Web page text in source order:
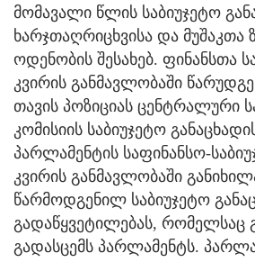
მომავალი წლის საბიუჯეტო
ხარჯთაღრიცხვისა და
ოდენობის შესახებ. ფინანსთა
კვირის განმავლობაში
თავის პოზიციას ცენტრალური
კომისიის საბიუჯეტო
პარლამენტის საფინანსო-
კვირის განმავლობაში
წარმოდგენილ საბიუჯეტო
გადაწყვეტილებას, რომელსაც
გადასცემს პარლამენტს.